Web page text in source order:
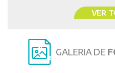
VER
GALERIA DE